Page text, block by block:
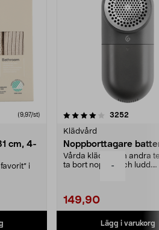
-
(9,97/st)
cm, 4-
i
3252
Klädvård
Noppborttagare
Vårda kläder och andra
ta bort noppor och ludd.
149,90
Lägg i varukorg
4.5av 5 stjärnor